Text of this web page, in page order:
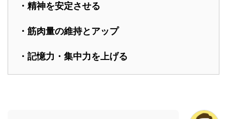
・精神を安定させる
・筋肉量の維持とアップ
・記憶力・集中力を上げる